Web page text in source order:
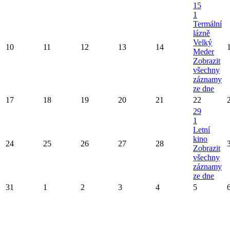
10 11 12 13 14
15
1
Termální
lázně
Velký
Meder
Zobrazit
všechny
záznamy
ze dne
17 18 19 20 21 22
24 25 26 27 28
29
1
Letní
kino
Zobrazit
všechny
záznamy
ze dne
31 1 2 3 4 5